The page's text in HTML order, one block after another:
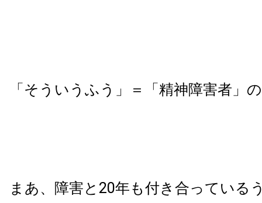
「そういうふう」＝「精神障害者」
まあ、障害と20年も付き合っている